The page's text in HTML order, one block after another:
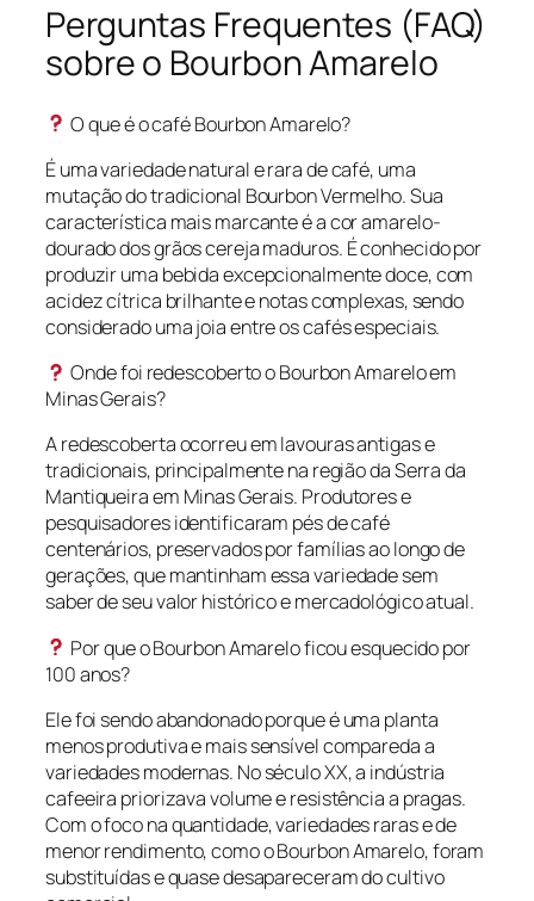
Perguntas Frequentes (FAQ)
sobre o Bourbon Amarelo
O que é o café Bourbon Amarelo?
É uma variedade natural e rara de café, uma
mutação do tradicional Bourbon Vermelho. Sua
característica mais marcante é a cor amarelo-
dourado dos grãos cereja maduros. É conhecido por
produzir uma bebida excepcionalmente doce, com
acidez cítrica brilhante e notas complexas, sendo
considerado uma joia entre os cafés especiais.
Onde foi redescoberto o Bourbon Amarelo em
Minas Gerais?
A redescoberta ocorreu em lavouras antigas e
tradicionais, principalmente na região da Serra da
Mantiqueira em Minas Gerais. Produtores e
pesquisadores identificaram pés de café
centenários, preservados por famílias ao longo de
gerações, que mantinham essa variedade sem
saber de seu valor histórico e mercadológico atual.
Por que o Bourbon Amarelo ficou esquecido por
100 anos?
Ele foi sendo abandonado porque é uma planta
menos produtiva e mais sensível compareda a
variedades modernas. No século XX, a indústria
cafeeira priorizava volume e resistência a pragas.
Com o foco na quantidade, variedades raras e de
menor rendimento, como o Bourbon Amarelo, foram
substituídas e quase desapareceram do cultivo